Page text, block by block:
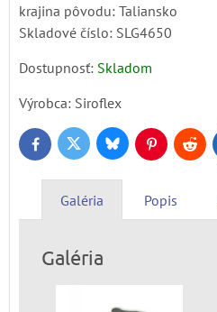
krajina pôvodu: Taliansko
Skladové číslo: SLG4650
Dostupnosť: Skladom
Výrobca: Siroflex
FacebookTwitter BlueskyPinterestReddit
Galéria Popis
Galéria